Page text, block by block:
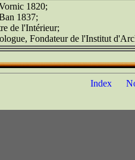
1820;
1837;
de l'Intérieur;
Fondateur de l'Institut
Index